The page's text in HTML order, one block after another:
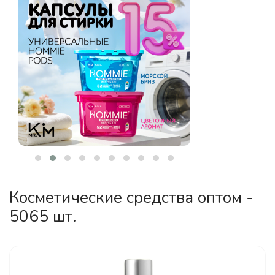
Косметические средства оптом -
5065 шт.